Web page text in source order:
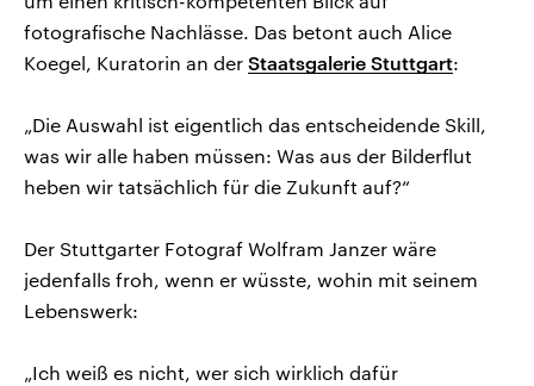
fotografische Nachlässe. Das betont auch Alice
Koegel, Kuratorin an der Staatsgalerie Stuttgart:
„Die Auswahl ist eigentlich das entscheidende Skill,
was wir alle haben müssen: Was aus der Bilderflut
heben wir tatsächlich für die Zukunft auf?“
Der Stuttgarter Fotograf Wolfram Janzer wäre
jedenfalls froh, wenn er wüsste, wohin mit seinem
Lebenswerk:
„Ich weiß es nicht, wer sich wirklich dafür